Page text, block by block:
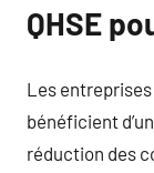
QHSE
Les
bénéficient
réduction des